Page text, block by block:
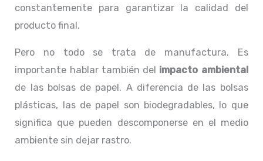
constantemente para garantizar la calidad del
producto final.
Pero no todo se trata de manufactura. Es
importante hablar también del impacto ambiental
de las bolsas de papel. A diferencia de las bolsas
plásticas, las de papel son biodegradables, lo que
significa que pueden descomponerse en el medio
ambiente sin dejar rastro.